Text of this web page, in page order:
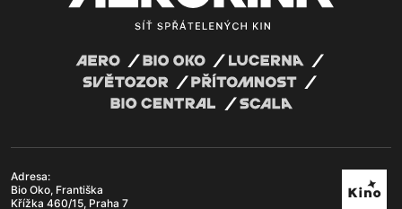
Adresa:
Bio Oko, Františka
Křížka 460/15, Praha 7